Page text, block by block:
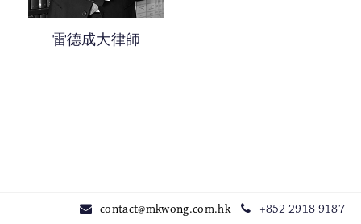
雷德成大律師
contact@mkwong.com.hk +852 2918 9187